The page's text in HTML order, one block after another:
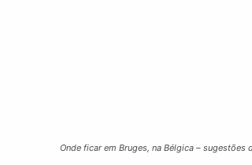
Onde ficar em Bruges, na Bélgica –